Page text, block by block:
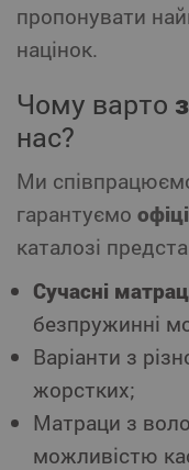
пропонувати
націнок.
Чому варто
нас?
Ми
гарантуємо
каталозі
Сучасні
безпружинні
Варіанти з
жорстких;
Матраци з
можливістю